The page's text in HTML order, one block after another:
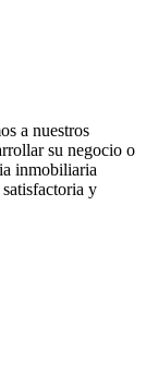
a nuestros
su negocio o
inmobiliaria
y